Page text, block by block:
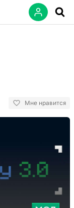
Мне нравится